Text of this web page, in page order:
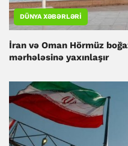
DÜNYA XƏBƏRLƏRI
İran və Oman Hörmüz
mərhələsinə yaxınlaşır